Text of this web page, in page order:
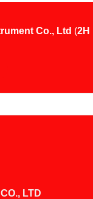
Co., Ltd (2H
LTD